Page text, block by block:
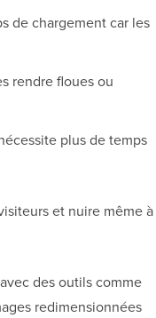
de chargement car les
rendre floues ou
plus de temps
et nuire même à
des outils comme
redimensionnées